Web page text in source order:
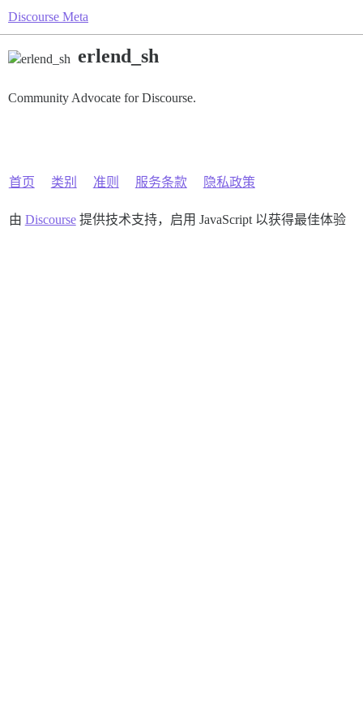
Discourse Meta
erlend_sh
Community Advocate for Discourse.
首页 类别 准则 服务条款 隐私政策
由 Discourse提供技术支持，启用 JavaScript 以获得最佳体验